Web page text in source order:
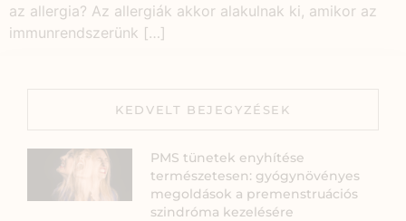
az allergia? Az allergiák akkor alakulnak ki, amikor az
immunrendszerünk […]
KEDVELT BEJEGYZÉSEK
PMS tünetek enyhítése
természetesen: gyógynövényes
megoldások a premenstruációs
szindróma kezelésére